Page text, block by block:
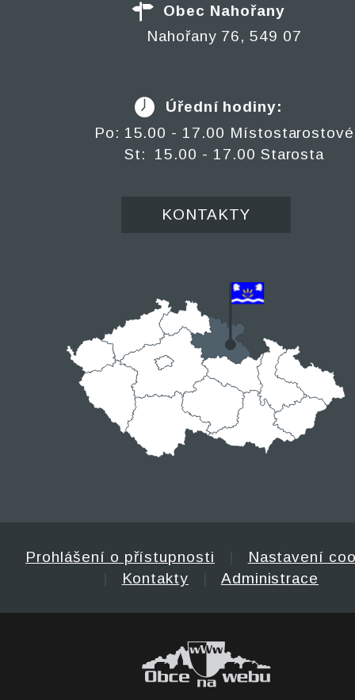
Obec Nahořany
Nahořany 76, 549 07
Úřední hodiny:
Po: 15.00 - 17.00 Místostarostové
St: 15.00 - 17.00 Starosta
KONTAKTY
Prohlášení o přístupnosti
Nastavení
Kontakty Administrace